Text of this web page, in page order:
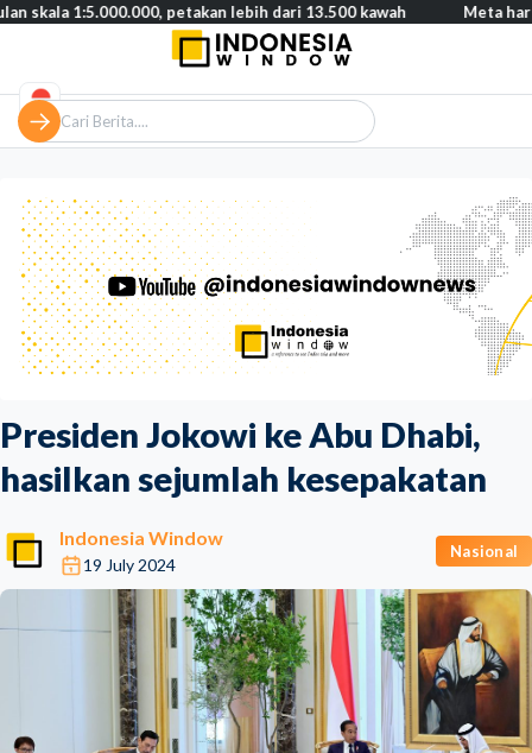
Presiden Jokowi ke Abu Dhabi,
hasilkan sejumlah kesepakatan
Indonesia Window
19 July 2024
Nasional
petakan lebih dari 13.500 kawah Meta harus bayar